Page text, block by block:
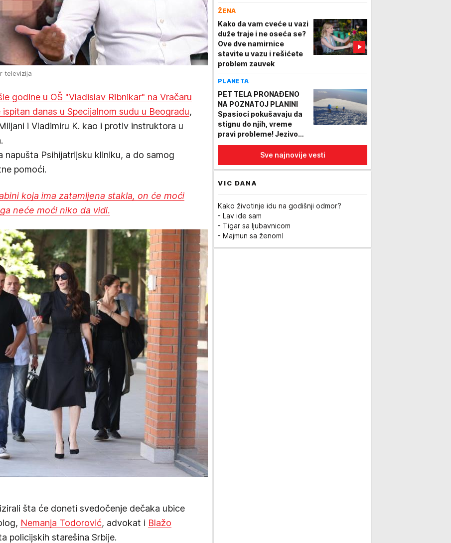
televizija
godine u OŠ "Vladislav Ribnikar" na Vračaru
danas u Specijalnom sudu u Beogradu,
i Vladimiru K. kao i protiv instruktora u
napušta Psihijatrijsku kliniku, a do samog
pomoći.
koja ima zatamljena stakla, on će moći
neće moći niko da vidi.
šta će doneti svedočenje dečaka ubice
Nemanja Todorović, advokat i Blažo
policijskih starešina Srbije.
traje (VIDEO)
ŽENA
Kako da vam cveće u vazi
duže traje i ne oseća se?
Ove dve namirnice
stavite u vazu i rešićete
problem zauvek
PLANETA
PET TELA PRONAĐENO
NA POZNATOJ PLANINI
Spasioci pokušavaju da
stignu do njih, vreme
pravi probleme! Jezivo
otkriće nakon povlačenja
Sve najnovije vesti
VIC DANA
Kako životinje idu na godišnji odmor?
- Lav ide sam
- Tigar sa ljubavnicom
- Majmun sa ženom!